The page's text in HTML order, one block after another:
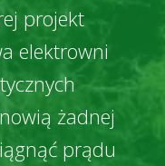
projekt
elektrowni
żadnej
prądu